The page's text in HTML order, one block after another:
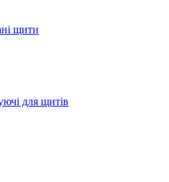
щити
для щитів